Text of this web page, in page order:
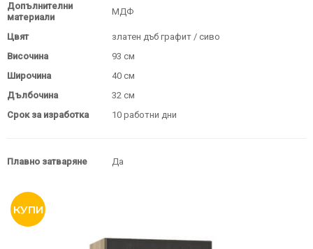
Допълнителни
материали
МДФ
Цвят
златен дъб графит / сиво
Височина
93 см
Широчина
40 см
Дълбочина
32 см
Срок за изработка
10 работни дни
Плавно затваряне Да